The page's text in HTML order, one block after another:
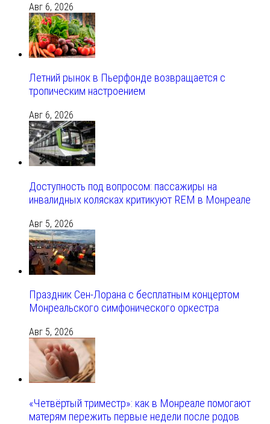
Авг 6, 2026
Летний рынок в Пьерфонде возвращается с
тропическим настроением
Авг 6, 2026
Доступность под вопросом: пассажиры на
инвалидных колясках критикуют REM в Монреале
Авг 5, 2026
Праздник Сен-Лорана с бесплатным концертом
Монреальского симфонического оркестра
Авг 5, 2026
«Четвёртый триместр»: как в Монреале помогают
матерям пережить первые недели после родов